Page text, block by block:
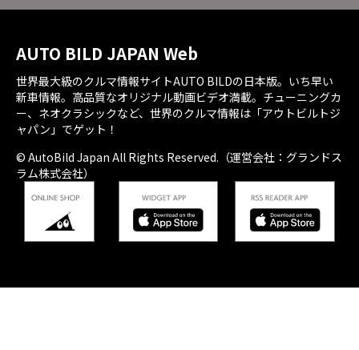
AUTO BILD JAPAN Web
世界最大級のクルマ情報サイトAUTO BILDの日本版。いち早い
新車情報。高品質なオリジナル動画ビデオ満載。チューニングカ
ー、ネオクラシックなど、世界のクルマ情報は「アウトビルトジ
ャパン」でゲット！
© AutoBild Japan All Rights Reserved.（運営会社：グランドス
ラム株式会社）